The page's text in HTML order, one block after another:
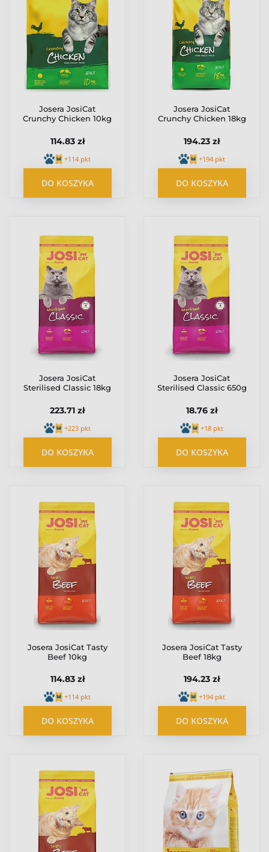
Josera JosiCat
Crunchy Chicken 10kg
114.83 zł
+114 pkt
DO KOSZYKA
Josera JosiCat
Crunchy Chicken 18kg
194.23 zł
+194 pkt
DO KOSZYKA
Josera JosiCat
Sterilised Classic 18kg
223.71 zł
+223 pkt
DO KOSZYKA
Josera JosiCat
Sterilised Classic 650g
18.76 zł
+18 pkt
DO KOSZYKA
Josera JosiCat Tasty
Beef 10kg
114.83 zł
+114 pkt
DO KOSZYKA
Josera JosiCat Tasty
Beef 18kg
194.23 zł
+194 pkt
DO KOSZYKA